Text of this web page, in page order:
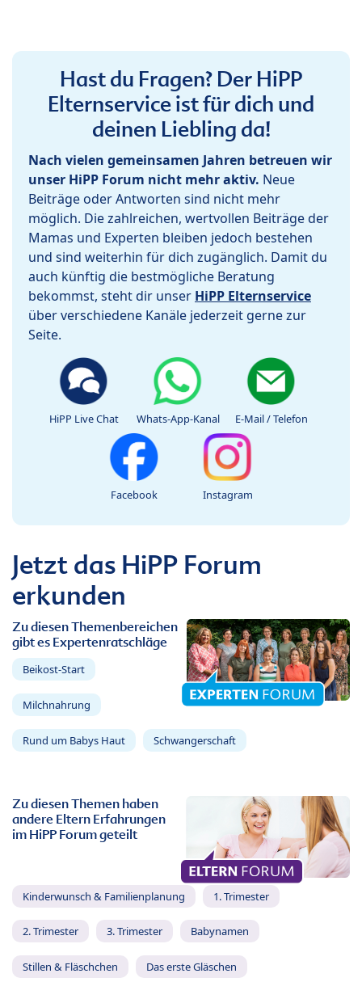
Hast du Fragen? Der HiPP
Elternservice ist für dich und
deinen Liebling da!
Nach vielen gemeinsamen Jahren betreuen wir
unser HiPP Forum nicht mehr aktiv. Neue
Beiträge oder Antworten sind nicht mehr
möglich. Die zahlreichen, wertvollen Beiträge der
Mamas und Experten bleiben jedoch bestehen
und sind weiterhin für dich zugänglich. Damit du
auch künftig die bestmögliche Beratung
bekommst, steht dir unser HiPP Elternservice
über verschiedene Kanäle jederzeit gerne zur
Seite.
HiPP Live Chat Whats-App-Kanal E-Mail / Telefon
Facebook Instagram
Jetzt das HiPP Forum
erkunden
Zu diesen Themenbereichen
gibt es Expertenratschläge
Beikost-Start
Milchnahrung
Rund um Babys Haut Schwangerschaft
Zu diesen Themen haben
andere Eltern Erfahrungen
im HiPP Forum geteilt
Kinderwunsch & Familienplanung 1. Trimester
2. Trimester 3. Trimester Babynamen
Stillen & Fläschchen Das erste Gläschen